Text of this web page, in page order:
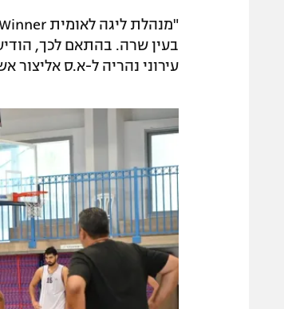
בעין שרה. בהתאם לכך,
עירוני נהריה ל-א.ס אליצור אשקלון